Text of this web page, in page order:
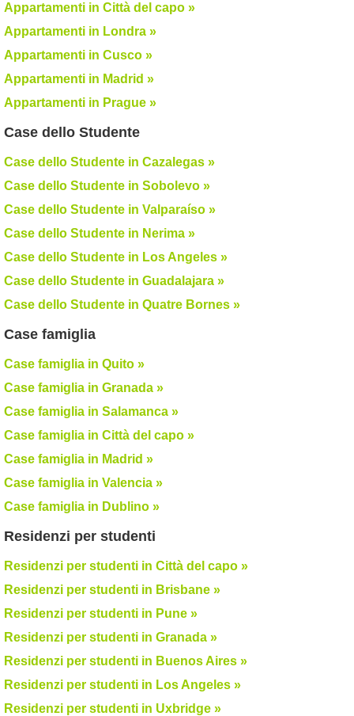
Appartamenti in Città del capo »
Appartamenti in Londra »
Appartamenti in Cusco »
Appartamenti in Madrid »
Appartamenti in Prague »
Case dello Studente
Case dello Studente in Cazalegas »
Case dello Studente in Sobolevo »
Case dello Studente in Valparaíso »
Case dello Studente in Nerima »
Case dello Studente in Los Angeles »
Case dello Studente in Guadalajara »
Case dello Studente in Quatre Bornes »
Case famiglia
Case famiglia in Quito »
Case famiglia in Granada »
Case famiglia in Salamanca »
Case famiglia in Città del capo »
Case famiglia in Madrid »
Case famiglia in Valencia »
Case famiglia in Dublino »
Residenzi per studenti
Residenzi per studenti in Città del capo »
Residenzi per studenti in Brisbane »
Residenzi per studenti in Pune »
Residenzi per studenti in Granada »
Residenzi per studenti in Buenos Aires »
Residenzi per studenti in Los Angeles »
Residenzi per studenti in Uxbridge »